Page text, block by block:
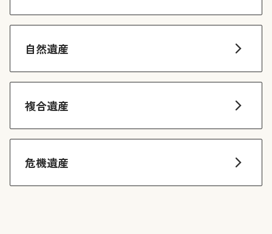
自然遺産
複合遺産
危機遺産